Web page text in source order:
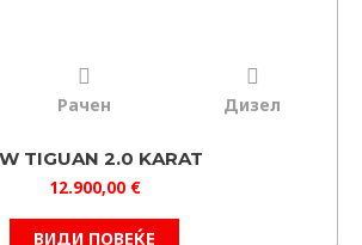
Рачен Дизел
TIGUAN 2.0 KARAT
12.900,00 €
ВИДИ ПОВЕЌЕ